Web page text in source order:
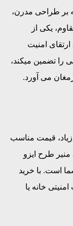
بر طراحی مدرن،
یکی از
امنیت
را تضمین میکند،
می آورد.
زیاد، قیمت مناسب
طرح ایزو
است. با خرید
خانه یا